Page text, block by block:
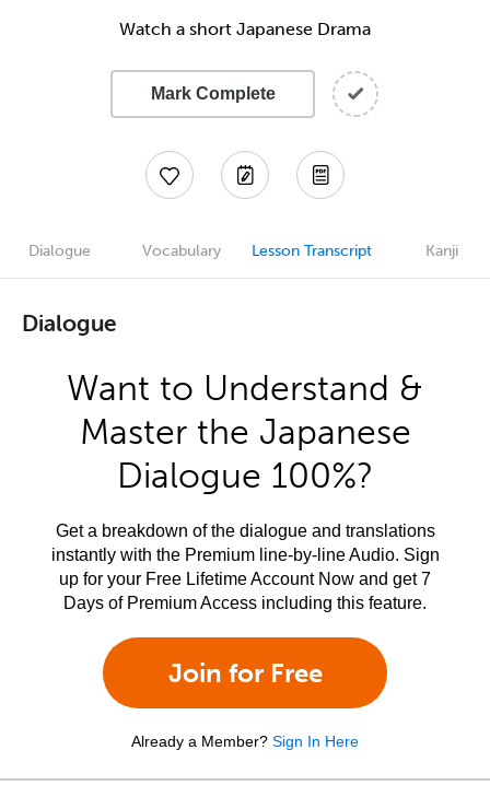
Watch a short Japanese Drama
Mark Complete
Dialogue Vocabulary Lesson Transcript Kanji
Dialogue
Want to Understand &
Master the Japanese
Dialogue 100%?
Get a breakdown of the dialogue and translations
instantly with the Premium line-by-line Audio. Sign
up for your Free Lifetime Account Now and get 7
Days of Premium Access including this feature.
Join for Free
Already a Member? Sign In Here